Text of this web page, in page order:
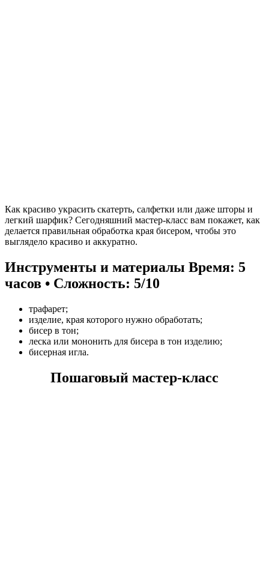
Как красиво украсить скатерть, салфетки или даже шторы и
легкий шарфик? Сегодняшний мастер-класс вам покажет, как
делается правильная обработка края бисером, чтобы это
выглядело красиво и аккуратно.
Инструменты и материалы Время: 5
часов • Сложность: 5/10
трафарет;
изделие, края которого нужно обработать;
бисер в тон;
леска или мононить для бисера в тон изделию;
бисерная игла.
Пошаговый мастер-класс